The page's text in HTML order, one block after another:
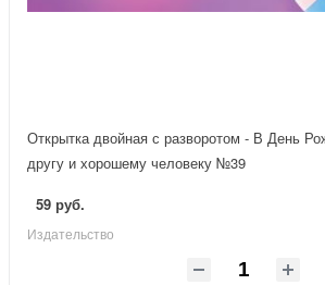
Открытка двойная с разворотом - В День
другу и хорошему человеку №39
59 руб.
Издательство